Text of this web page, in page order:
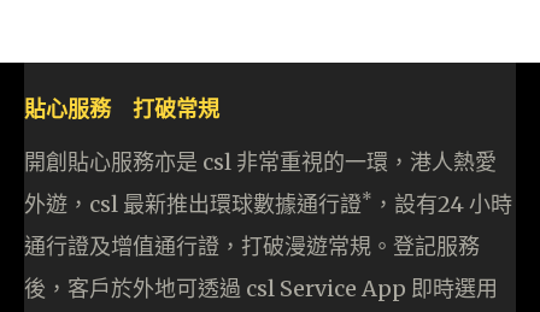
貼心服務 打破常規
開創貼心服務亦是 csl 非常重視的一環，港人熱愛
外遊，csl 最新推出環球數據通行證* ，設有24 小時
通行證及增值通行證，打破漫遊常規。登記服務
後，客戶於外地可透過 csl Service App 即時選用